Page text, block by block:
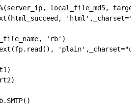
local_file_md5,
'rb')